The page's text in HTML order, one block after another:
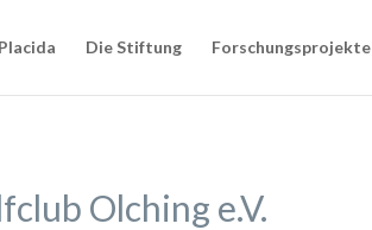
Die Stiftung Forschungsprojekte
Olching e.V.